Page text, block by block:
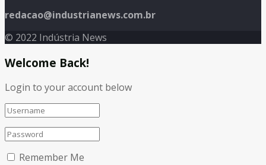
redacao@industrianews.com.br
© 2022 Indústria News
Welcome Back!
Login to your account below
Remember Me